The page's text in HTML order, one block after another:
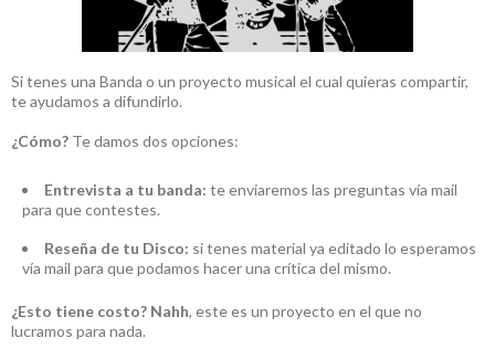
Si tenes una Banda o un proyecto musical el cual quieras compartir,
te ayudamos a difundirlo.
¿Cómo? Te damos dos opciones:
Entrevista a tu banda: te enviaremos las preguntas vía mail
para que contestes.
Reseña de tu Disco: si tenes material ya editado lo esperamos
vía mail para que podamos hacer una crítica del mismo.
¿Esto tiene costo? Nahh, este es un proyecto en el que no
lucramos para nada.